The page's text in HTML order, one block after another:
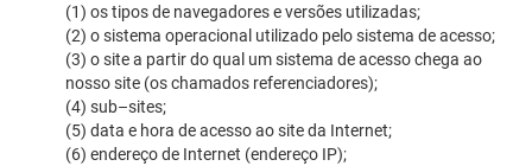
(1) os tipos de navegadores e versões utilizadas;
(2) o sistema operacional utilizado pelo sistema de acesso;
(3) o site a partir do qual um sistema de acesso chega ao
nosso site (os chamados referenciadores);
(4) sub–sites;
(5) data e hora de acesso ao site da Internet;
(6) endereço de Internet (endereço IP);